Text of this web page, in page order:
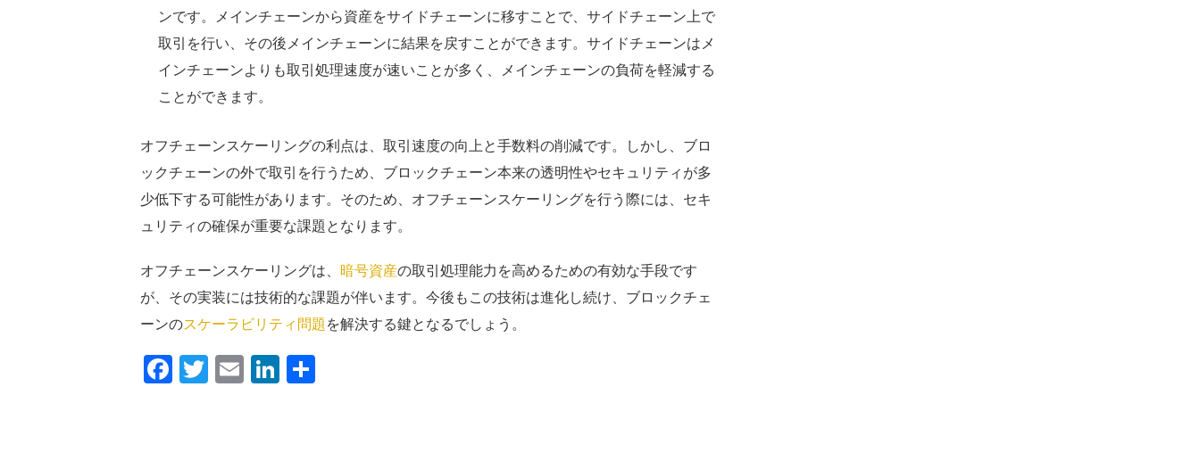
ンです。メインチェーンから資産をサイドチェーンに移すことで、サイドチェーン上で
取引を行い、その後メインチェーンに結果を戻すことができます。サイドチェーンはメ
インチェーンよりも取引処理速度が速いことが多く、メインチェーンの負荷を軽減する
ことができます。
オフチェーンスケーリングの利点は、取引速度の向上と手数料の削減です。しかし、ブロ
ックチェーンの外で取引を行うため、ブロックチェーン本来の透明性やセキュリティが多
少低下する可能性があります。そのため、オフチェーンスケーリングを行う際には、セキ
ュリティの確保が重要な課題となります。
オフチェーンスケーリングは、 暗号資産の取引処理能力を高めるための有効な手段です
が、その実装には技術的な課題が伴います。今後もこの技術は進化し続け、ブロックチェ
ーンのスケーラビリティ問題を解決する鍵となるでしょう。
Facebook
Twitter
EmailLinkedIn